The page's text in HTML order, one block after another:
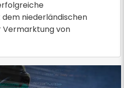
niederländischen
Vermarktung von